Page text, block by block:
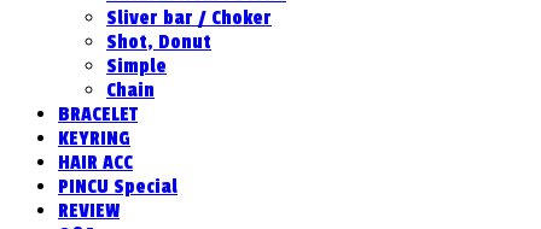
Sliver bar / Choker
Shot, Donut
Simple
Chain
BRACELET
KEYRING
HAIR ACC
PINCU Special
REVIEW